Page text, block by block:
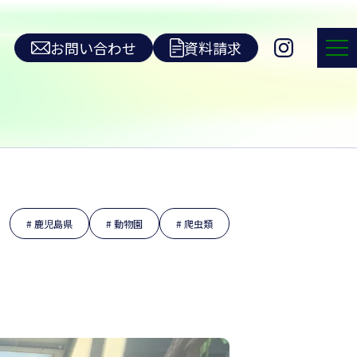
お問い合わせ 資料請求
鹿児島県 動物園 爬虫類